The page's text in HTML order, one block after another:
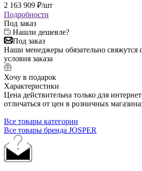
2 163 909 ₽/шт
Подробности
Под заказ
Нашли дешевле?
Под заказ
Наши менеджеры обязательно свяжутся
условия заказа
Хочу в подарок
Характеристики
Цена действительна только для
отличаться от цен в розничных
Все товары категории
Все товары бренда JOSPER